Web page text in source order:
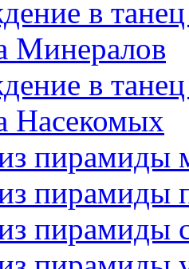
в
Минералов
в
Насекомых
пирамиды
пирамиды
пирамиды